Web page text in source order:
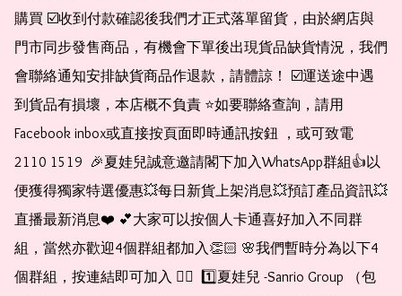
購買 ☑️收到付款確認後我們才正式落單留貨，由於網店與
門市同步發售商品，有機會下單後出現貨品缺貨情況，我們
會聯絡通知安排缺貨商品作退款，請體諒！ ☑️運送途中遇
到貨品有損壞，本店概不負責 ⭐️如要聯絡查詢，請用
Facebook inbox或直接按頁面即時通訊按鈕 ，或可致電
2110 1519  🎉夏娃兒誠意邀請閣下加入WhatsApp群組👍以
便獲得獨家特選優惠💥每日新貨上架消息💥預訂產品資訊💥
直播最新消息❤️ 💕大家可以按個人卡通喜好加入不同群
組，當然亦歡迎4個群組都加入👏🏻 🌸我們暫時分為以下4
個群組，按連結即可加入 👇🏻  1️⃣夏娃兒 -Sanrio Group （包